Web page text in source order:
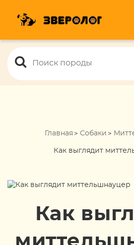
Главная Собаки
Как выглядит
Как